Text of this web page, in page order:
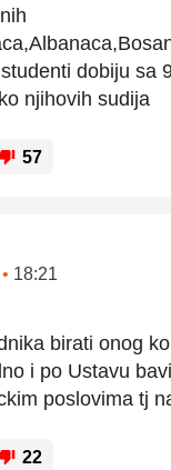
dobiju sa
njihovih sudija
57
• 18:21
birati onog
i po Ustavu
poslovima tj
22